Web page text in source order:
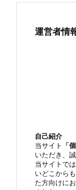
運営者情
自己紹介
当サイト
「
いただき、
当サイトで
いどこから
た方向けにお